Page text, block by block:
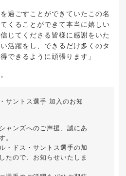
過ごすことができていたこの名
くることができて本当に嬉しい
じてくださる皆様に感謝をいた
活躍をし、できるだけ多くのタ
できるように頑張ります」
サントス選手 加入のお知
ャンズへのご声援、誠にあ
。
・ドス・サントス選手の加
たので、お知らせいたしま